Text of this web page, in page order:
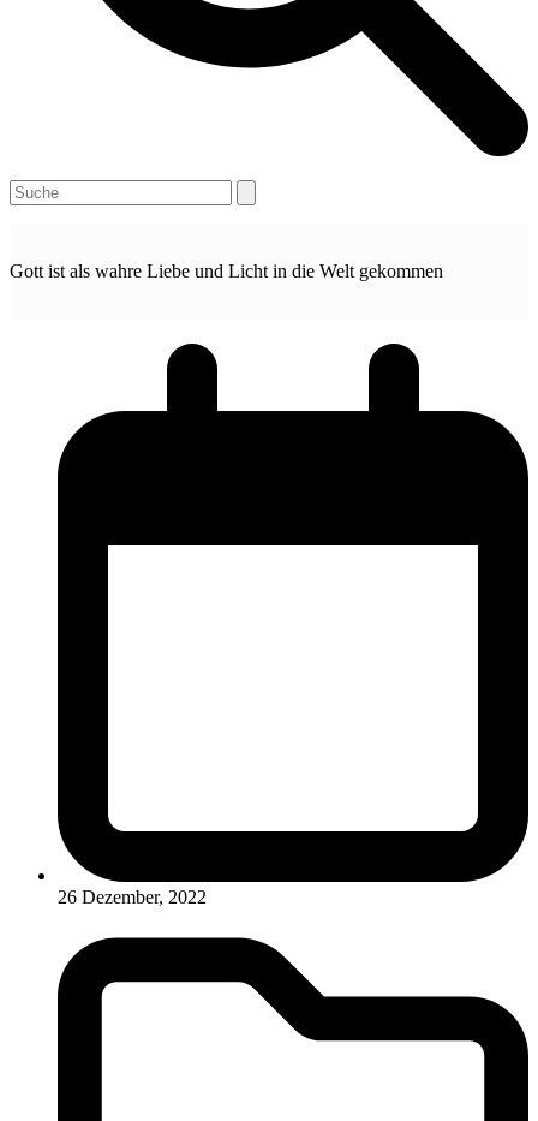
Open
mobile
Close
mobile
Search
Gott ist als wahre Liebe und Licht in die Welt gekommen
26 Dezember, 2022